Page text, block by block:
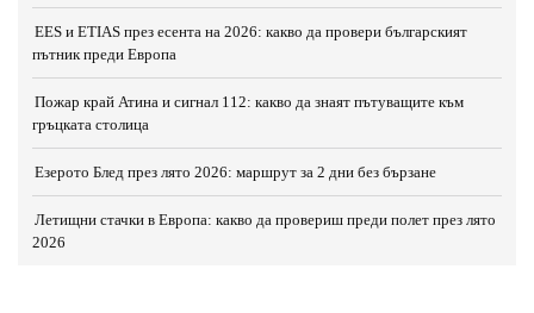
EES и ETIAS през есента на 2026: какво да провери българският
пътник преди Европа
Пожар край Атина и сигнал 112: какво да знаят пътуващите към
гръцката столица
Езерото Блед през лято 2026: маршрут за 2 дни без бързане
Летищни стачки в Европа: какво да провериш преди полет през лято
2026